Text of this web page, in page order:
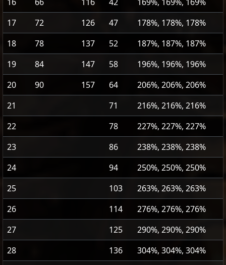
17
72 126 47
178%, 178%, 178%
18
78 137 52
187%, 187%, 187%
19
84 147 58
196%, 196%, 196%
20
90 157 64
206%, 206%, 206%
21
71
216%, 216%, 216%
22
78
227%, 227%, 227%
23
86
238%, 238%, 238%
24
94
250%, 250%, 250%
25
103
263%, 263%, 263%
26
114
276%, 276%, 276%
27
125
290%, 290%, 290%
28
136
304%, 304%, 304%